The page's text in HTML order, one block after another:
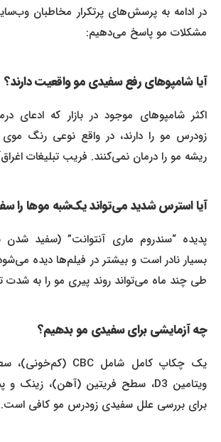
در ادامه به پرسش‌های پرتکرار مخاطبان وب‌سایت
مشکلات مو پاسخ می‌دهیم:
آیا شامپوهای رفع سفیدی مو واقعیت دارند؟
اکثر شامپوهای موجود در بازار که ادعای
زودرس مو را دارند، در واقع نوعی رنگ موی
ریشه مو را درمان نمی‌کنند. فریب تبلیغات
آیا استرس شدید می‌تواند یک‌شبه موها را سفید
پدیده “سندروم ماری آنتوانت” (سفید شدن
بسیار نادر است و بیشتر در فیلم‌ها دیده
طی چند ماه می‌تواند روند پیری مو را به شدت
چه آزمایشی برای سفیدی مو بدهیم؟
برای بررسی علل سفیدی زودرس مو کافی است.